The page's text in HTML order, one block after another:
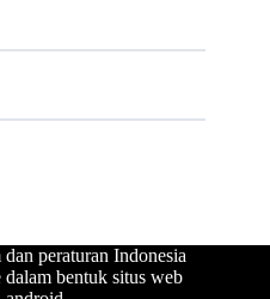
peraturan Indonesia
dalam bentuk situs web